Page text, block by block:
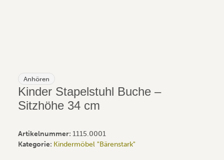
Anhören
Kinder Stapelstuhl Buche –
Sitzhöhe 34 cm
Artikelnummer: 1115.0001
Kategorie: Kindermöbel "Bärenstark"